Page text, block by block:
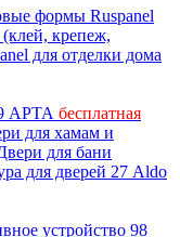
формы Ruspanel
крепеж,
для отделки дома
АРТА бесплатная
для хамам и
для бани
для дверей 27 Aldo
устройство 98